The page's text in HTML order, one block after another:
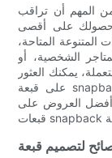
المهم أن تراقب
على أقصى
المتاحة،
الشخصية، أو
يمكنك العثور
على قبعة snapback المثالية لتكمل أسلوبك الشخصي دون إنفاق
أفضل العروض على